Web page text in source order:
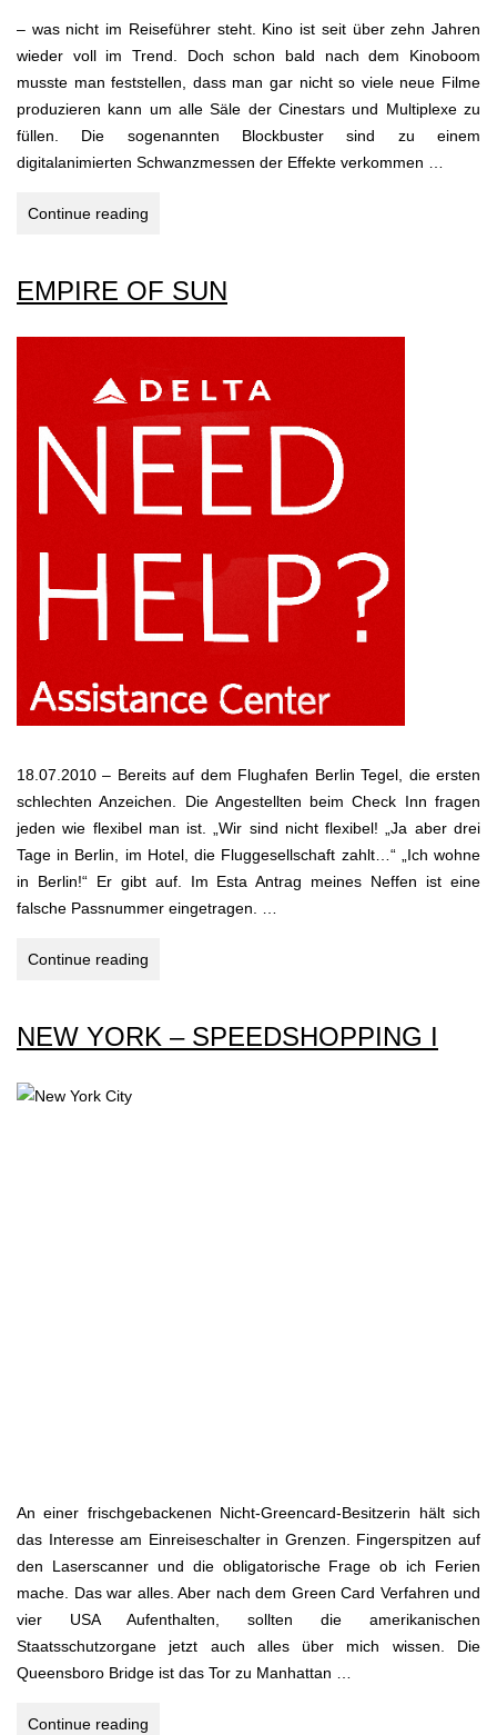
– was nicht im Reiseführer steht. Kino ist seit über zehn Jahren
wieder voll im Trend. Doch schon bald nach dem Kinoboom
musste man feststellen, dass man gar nicht so viele neue Filme
produzieren kann um alle Säle der Cinestars und Multiplexe zu
füllen. Die sogenannten Blockbuster sind zu einem
digitalanimierten Schwanzmessen der Effekte verkommen …
Continue reading
EMPIRE OF SUN
18.07.2010 – Bereits auf dem Flughafen Berlin Tegel, die ersten
schlechten Anzeichen. Die Angestellten beim Check Inn fragen
jeden wie flexibel man ist. „Wir sind nicht flexibel! „Ja aber drei
Tage in Berlin, im Hotel, die Fluggesellschaft zahlt…“ „Ich wohne
in Berlin!“ Er gibt auf. Im Esta Antrag meines Neffen ist eine
falsche Passnummer eingetragen. …
Continue reading
NEW YORK – SPEEDSHOPPING I
An einer frischgebackenen Nicht-Greencard-Besitzerin hält sich
das Interesse am Einreiseschalter in Grenzen. Fingerspitzen auf
den Laserscanner und die obligatorische Frage ob ich Ferien
mache. Das war alles. Aber nach dem Green Card Verfahren und
vier USA Aufenthalten, sollten die amerikanischen
Staatsschutzorgane jetzt auch alles über mich wissen. Die
Queensboro Bridge ist das Tor zu Manhattan …
Continue reading